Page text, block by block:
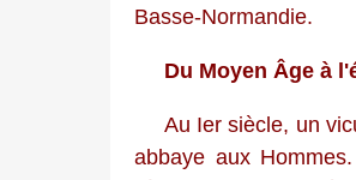
Basse-Normandie.
Du Moyen Âge à
Au Ier siècle, un
abbaye aux